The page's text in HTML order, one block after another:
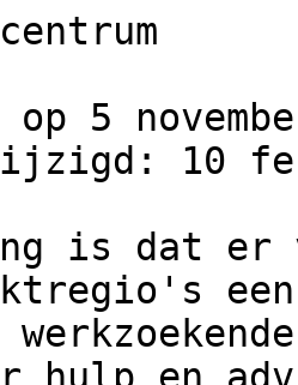
op 5
10
is dat